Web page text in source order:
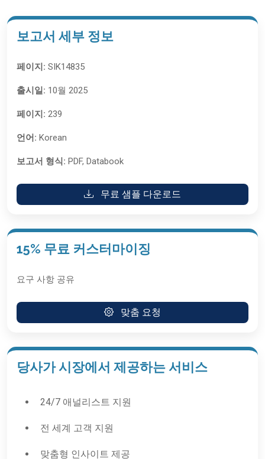
보고서 세부 정보
페이지: SIK14835
출시일: 10월 2025
페이지: 239
언어: Korean
보고서 형식: PDF, Databook
무료 샘플 다운로드
15% 무료 커스터마이징
요구 사항 공유
맞춤 요청
당사가 시장에서 제공하는 서비스
24/7 애널리스트 지원
전 세계 고객 지원
맞춤형 인사이트 제공